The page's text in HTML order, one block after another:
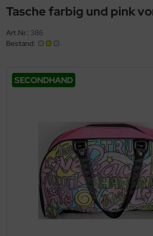
Tasche farbig und pink
Art.Nr.: 386
Bestand:
SECONDHAND